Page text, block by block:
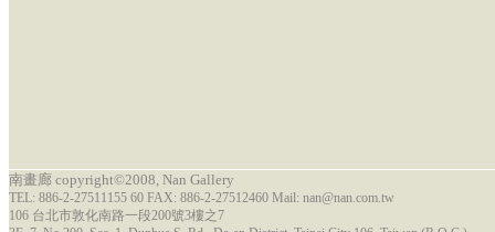
南畫廊 copyright©2008, Nan Gallery
TEL: 886-2-27511155 60 FAX: 886-2-27512460 Mail: nan@nan.com.tw
106 台北市敦化南路一段200號3樓之7